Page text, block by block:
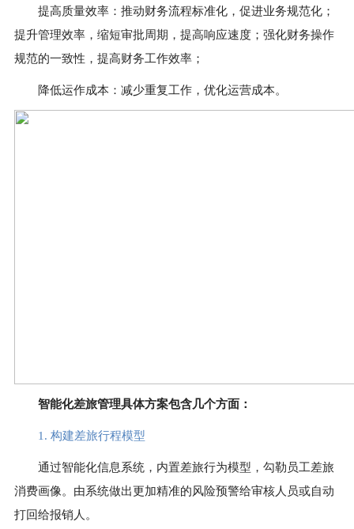
提高质量效率：推动财务流程标准化，促进业务规范化；
提升管理效率，缩短审批周期，提高响应速度；强化财务操作
规范的一致性，提高财务工作效率；
降低运作成本：减少重复工作，优化运营成本。
智能化差旅管理具体方案包含几个方面：
1. 构建差旅行程模型
通过智能化信息系统，内置差旅行为模型，勾勒员工差旅
消费画像。由系统做出更加精准的风险预警给审核人员或自动
打回给报销人。